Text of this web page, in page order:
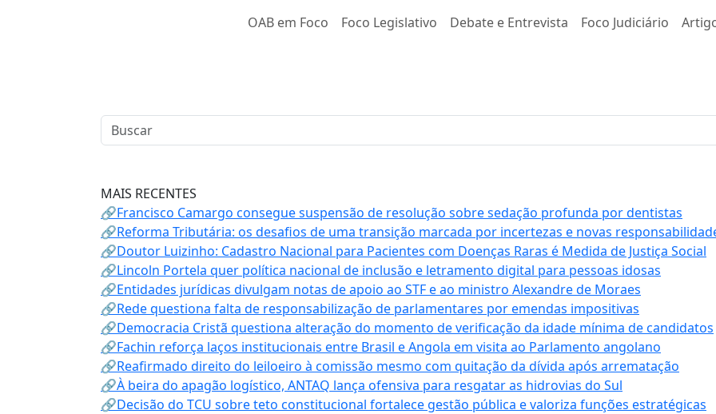
OAB em Foco Foco Legislativo Debate e Entrevista Foco Judiciário
MAIS RECENTES
🔗Francisco Camargo consegue suspensão de resolução sobre sedação profunda por dentistas
🔗Reforma Tributária: os desafios de uma transição marcada por incertezas e novas
🔗Doutor Luizinho: Cadastro Nacional para Pacientes com Doenças Raras é Medida de Justiça Social
🔗Lincoln Portela quer política nacional de inclusão e letramento digital para pessoas idosas
🔗Entidades jurídicas divulgam notas de apoio ao STF e ao ministro Alexandre de Moraes
🔗Rede questiona falta de responsabilização de parlamentares por emendas impositivas
🔗Democracia Cristã questiona alteração do momento de verificação da idade mínima de candidatos
🔗Fachin reforça laços institucionais entre Brasil e Angola em visita ao Parlamento angolano
🔗Reafirmado direito do leiloeiro à comissão mesmo com quitação da dívida após arrematação
🔗À beira do apagão logístico, ANTAQ lança ofensiva para resgatar as hidrovias do Sul
🔗Decisão do TCU sobre teto constitucional fortalece gestão pública e valoriza funções estratégicas